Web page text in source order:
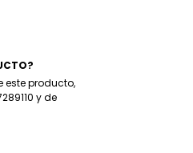
este producto,
y de